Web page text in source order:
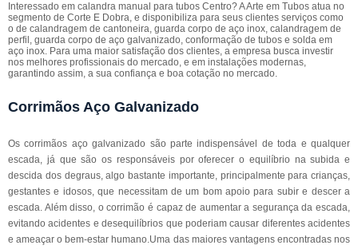
Interessado em calandra manual para tubos Centro? A Arte em Tubos atua no
segmento de Corte E Dobra, e disponibiliza para seus clientes serviços como
o de calandragem de cantoneira, guarda corpo de aço inox, calandragem de
perfil, guarda corpo de aço galvanizado, conformação de tubos e solda em
aço inox. Para uma maior satisfação dos clientes, a empresa busca investir
nos melhores profissionais do mercado, e em instalações modernas,
garantindo assim, a sua confiança e boa cotação no mercado.
Corrimãos Aço Galvanizado
Os corrimãos aço galvanizado são parte indispensável de toda e qualquer
escada, já que são os responsáveis por oferecer o equilíbrio na subida e
descida dos degraus, algo bastante importante, principalmente para crianças,
gestantes e idosos, que necessitam de um bom apoio para subir e descer a
escada. Além disso, o corrimão é capaz de aumentar a segurança da escada,
evitando acidentes e desequilíbrios que poderiam causar diferentes acidentes
e ameaçar o bem-estar humano.Uma das maiores vantagens encontradas nos